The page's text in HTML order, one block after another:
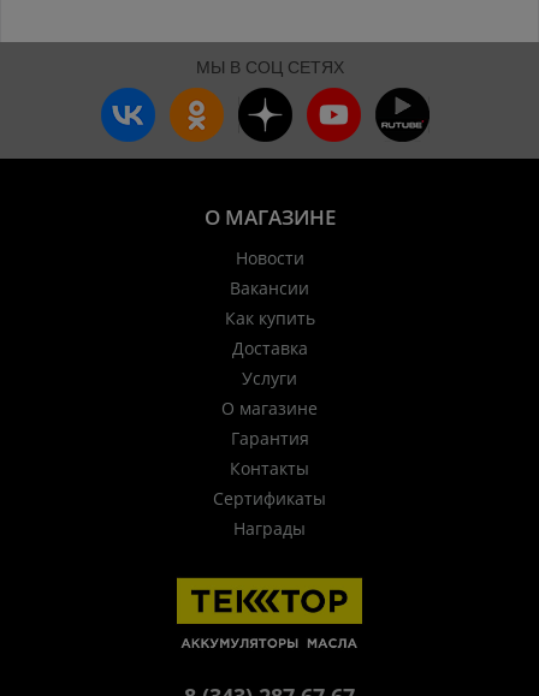
МЫ В СОЦ СЕТЯХ
О МАГАЗИНЕ
Новости
Вакансии
Как купить
Доставка
Услуги
О магазине
Гарантия
Контакты
Сертификаты
Награды